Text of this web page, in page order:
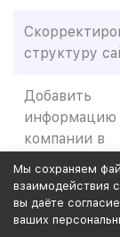
структуру
Добавить
информацию
компании в
Google Мой
и 2ГИС
Мы сохраняем
взаимодействия
вы даёте
ваших